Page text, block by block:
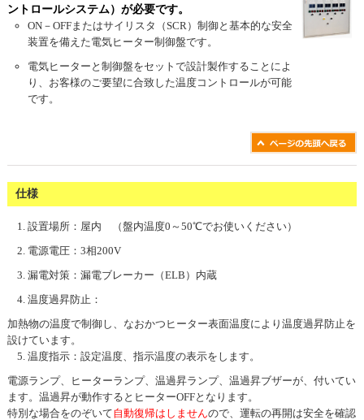
ントロールシステム）が必要です。
ON－OFFまたはサイリスタ（SCR）制御と基本的な安全
装置を備えた電気ヒーター制御盤です。
電気ヒーターと制御盤をセットで設計製作することによ
り、お客様のご要望に合致した温度コントロールが可能
です。
仕様
設置場所：屋内 （盤内温度0～50℃でお使いください）
電源電圧：3相200V
漏電対策：漏電ブレーカー（ELB）内蔵
温度過昇防止：
加熱物の温度で制御し、なおかつヒーター表面温度により温度過昇防止を
設けています。
温度指示：設定温度、指示温度の表示をします。
電源ランプ、ヒーターランプ、温過昇ランプ、温過昇ブザーが、付いてい
ます。温過昇が動作するとヒーターOFFとなります。
特別な場合をのぞいて自動復帰はしませんので、運転の再開は安全を確認